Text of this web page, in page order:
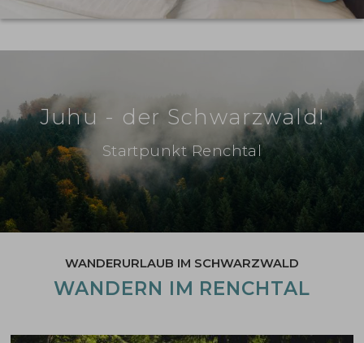
Juhu - der Schwarzwald!
Startpunkt Renchtal
WANDERURLAUB IM SCHWARZWALD
WANDERN IM RENCHTAL